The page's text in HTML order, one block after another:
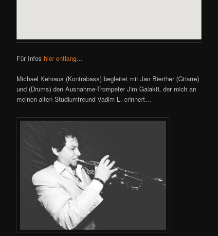
Für Infos hier entlang…
Michael Kehraus (Kontrabass) begleitet mit Jan Bierther (Gitarre)
und (Drums) den Ausnahme-Trompeter Jim Galakti, der mich an
meinen alten Studiumfreund Vadim L. erinnert…